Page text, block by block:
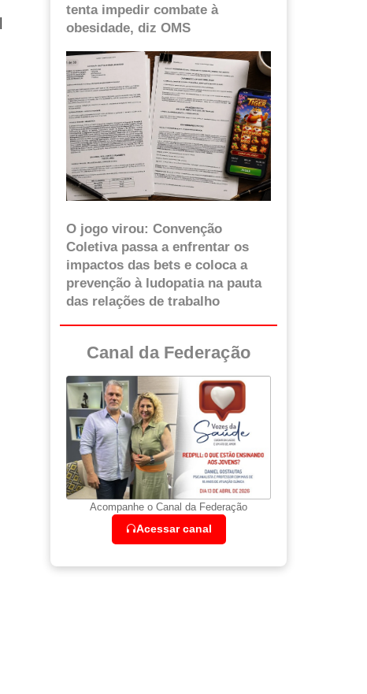
tenta impedir combate à
obesidade, diz OMS
O jogo virou: Convenção
Coletiva passa a enfrentar os
impactos das bets e coloca a
prevenção à ludopatia na pauta
das relações de trabalho
Canal da Federação
Acompanhe o Canal da Federação
Acessar canal